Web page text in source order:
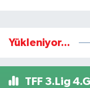
Yükleniyor...
TFF 3.Lig